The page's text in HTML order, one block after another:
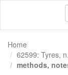
Home
62599: Tyres,
methods,